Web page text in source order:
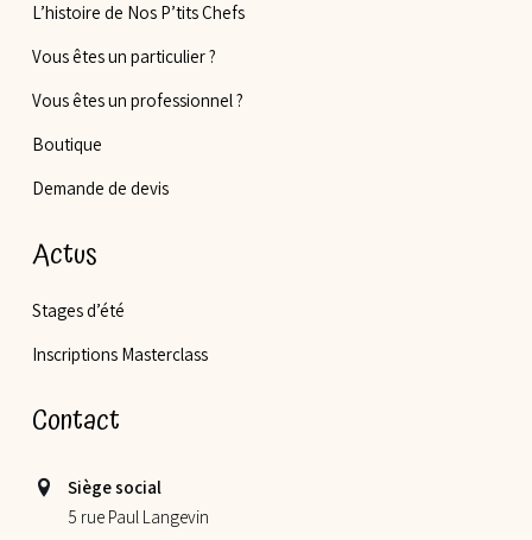
L’histoire de Nos P’tits Chefs
Vous êtes un particulier ?
Vous êtes un professionnel ?
Boutique
Demande de devis
Actus
Stages d’été
Inscriptions Masterclass
Contact
Siège social
5 rue Paul Langevin